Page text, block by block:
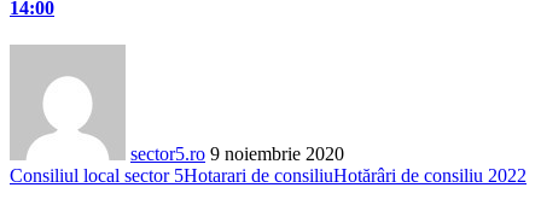
14:00
sector5.ro 9 noiembrie 2020
Consiliul local sector 5Hotarari de consiliuHotărâri de consiliu 2022